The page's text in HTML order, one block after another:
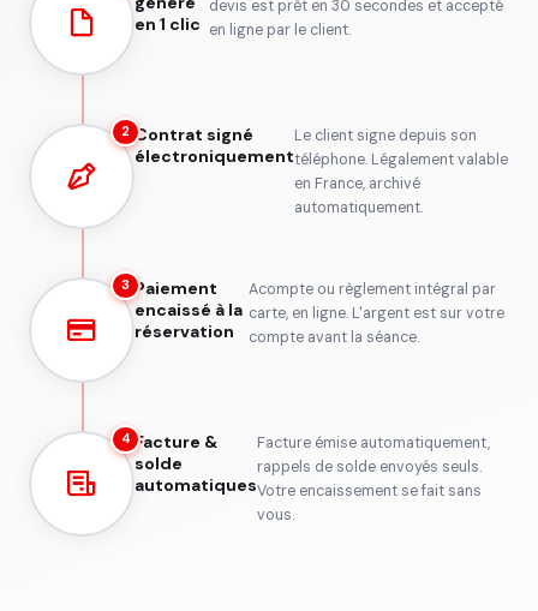
en 1 clic
devis est prêt en 30 secondes et accepté
en ligne par le client.
2 Contrat signé
électroniquement
Le client signe depuis son
téléphone. Légalement valable
en France, archivé
automatiquement.
3 Paiement
encaissé à la
réservation
Acompte ou règlement intégral par
carte, en ligne. L'argent est sur votre
compte avant la séance.
4 Facture &
solde
automatiques
Facture émise automatiquement,
rappels de solde envoyés seuls.
Votre encaissement se fait sans
vous.